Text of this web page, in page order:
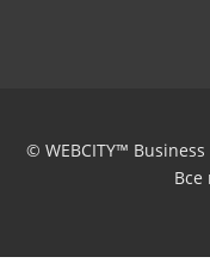
© WEBCITY™